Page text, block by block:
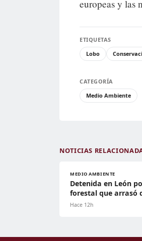
europeas y las
ETIQUETAS
Lobo
CATEGORÍA
Medio Ambiente
NOTICIAS
MEDIO AMBIENTE
Detenida en León
forestal que arrasó
Hace 12h